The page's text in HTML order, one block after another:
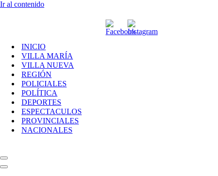
Ir al contenido
INICIO
VILLA MARÍA
VILLA NUEVA
REGIÓN
POLICIALES
POLÍTICA
DEPORTES
ESPECTACULOS
PROVINCIALES
NACIONALES
Menú
de
Menú